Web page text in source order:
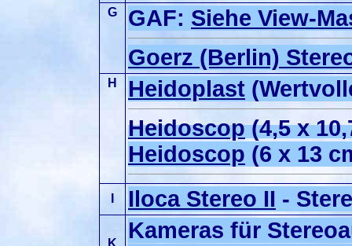
G GAF: Siehe View-
Goerz (Berlin)
H Heidoplast
Heidoscop(4,5 x
Heidoscop (6 x 13
Iloca Stereo II -
K
Kameras für